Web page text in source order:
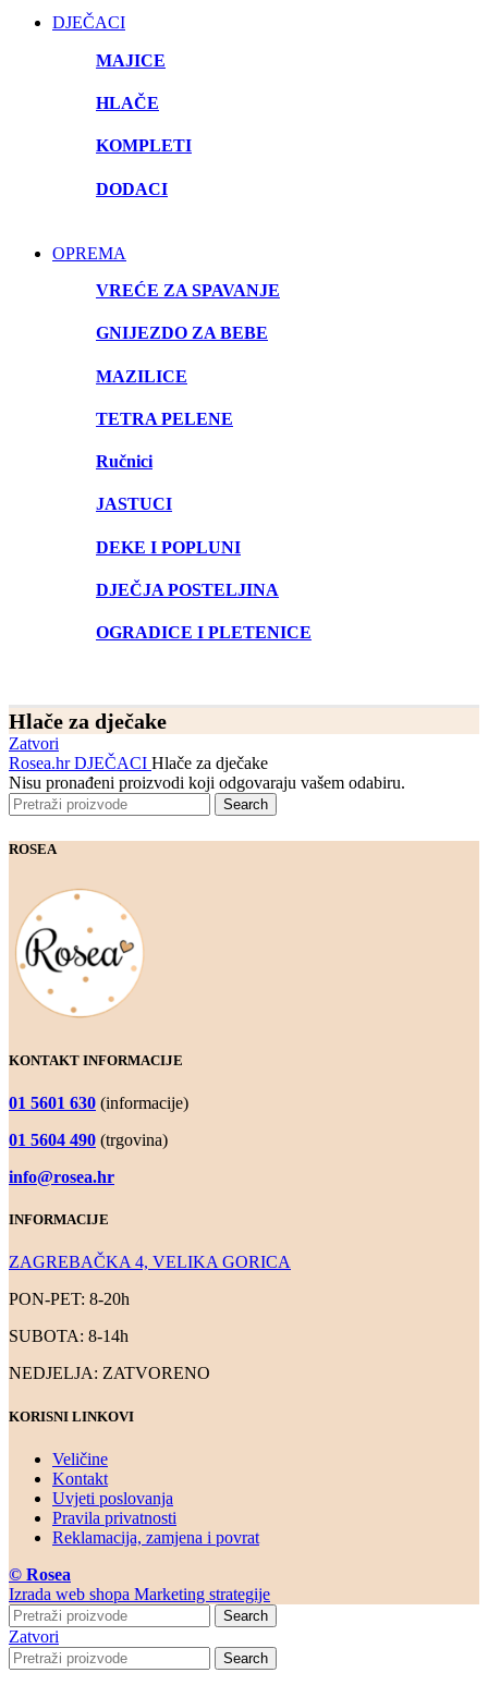
DJEČACI
MAJICE
HLAČE
KOMPLETI
DODACI
OPREMA
VREĆE ZA SPAVANJE
GNIJEZDO ZA BEBE
MAZILICE
TETRA PELENE
Ručnici
JASTUCI
DEKE I POPLUNI
DJEČJA POSTELJINA
OGRADICE I PLETENICE
Hlače za dječake
Zatvori
Rosea.hrDJEČACI Hlače za dječake
Nisu pronađeni proizvodi koji odgovaraju vašem odabiru.
Search
ROSEA
KONTAKT INFORMACIJE
01 5601 630 (informacije)
01 5604 490 (trgovina)
info@rosea.hr
INFORMACIJE
ZAGREBAČKA 4, VELIKA GORICA
PON-PET: 8-20h
SUBOTA: 8-14h
NEDJELJA: ZATVORENO
KORISNI LINKOVI
Veličine
Kontakt
Uvjeti poslovanja
Pravila privatnosti
Reklamacija, zamjena i povrat
© Rosea
Izrada web shopa Marketing strategije
Search
Zatvori
Search